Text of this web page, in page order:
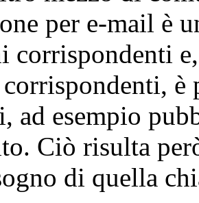
per e-mail è
corrispondenti
ad esempio
Ciò risulta
di quella